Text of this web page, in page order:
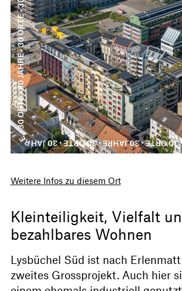
Weitere Infos zu diesem Ort
Kleinteiligkeit, Vielfalt
bezahlbares Wohnen
Lysbüchel Süd ist nach
zweites Grossprojekt. Auch hier